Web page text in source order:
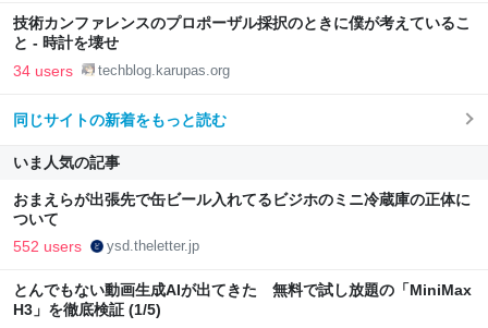
技術カンファレンスのプロポーザル採択のときに僕が考えているこ
と - 時計を壊せ
34 users techblog.karupas.org
同じサイトの新着をもっと読む
いま人気の記事
おまえらが出張先で缶ビール入れてるビジホのミニ冷蔵庫の正体に
ついて
552 users ysd.theletter.jp
とんでもない動画生成AIが出てきた 無料で試し放題の「MiniMax
H3」を徹底検証 (1/5)